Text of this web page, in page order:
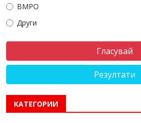
ВМРО
Други
Резултати
КАТЕГОРИИ